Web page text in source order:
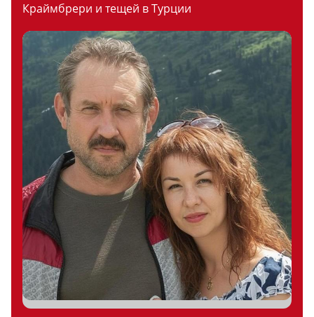
Краймбрери и тещей в Турции